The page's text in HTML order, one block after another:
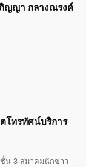
ญญา กลางณรงค์
โทรทัศน์บริการ
น 3 สมาคมนักข่าว